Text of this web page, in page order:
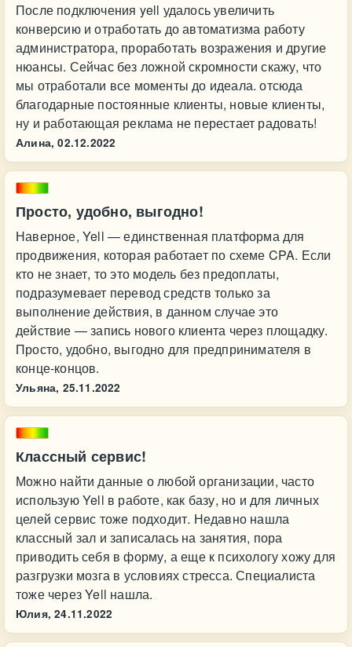
После подключения yell удалось увеличить
конверсию и отработать до автоматизма работу
администратора, проработать возражения и другие
нюансы. Сейчас без ложной скромности скажу, что
мы отработали все моменты до идеала. отсюда
благодарные постоянные клиенты, новые клиенты,
ну и работающая реклама не перестает радовать!
Алина, 02.12.2022
Просто, удобно, выгодно!
Наверное, Yell — единственная платформа для
продвижения, которая работает по схеме CPA. Если
кто не знает, то это модель без предоплаты,
подразумевает перевод средств только за
выполнение действия, в данном случае это
действие — запись нового клиента через площадку.
Просто, удобно, выгодно для предпринимателя в
конце-концов.
Ульяна, 25.11.2022
Классный сервис!
Можно найти данные о любой организации, часто
использую Yell в работе, как базу, но и для личных
целей сервис тоже подходит. Недавно нашла
классный зал и записалась на занятия, пора
приводить себя в форму, а еще к психологу хожу для
разгрузки мозга в условиях стресса. Специалиста
тоже через Yell нашла.
Юлия, 24.11.2022